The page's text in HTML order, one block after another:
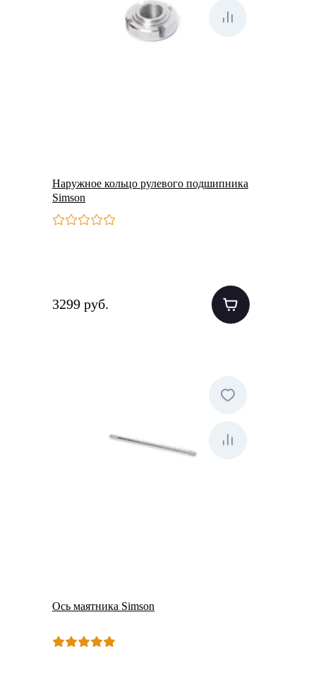
Наружное кольцо рулевого подшипника
Simson
3299 руб.
Ось маятника Simson